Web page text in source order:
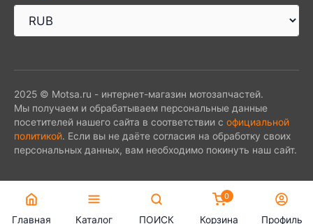
2025 © Motsa.ru - интернет-магазин мотозапчастей.
Мы получаем и обрабатываем персональные данные
посетителей нашего сайта в соответствии с официальной
политикой. Если вы не даёте согласия на обработку своих
персональных данных, вам необходимо покинуть наш сайт.
Главная Каталог ПОИСК
0
Корзина Профиль